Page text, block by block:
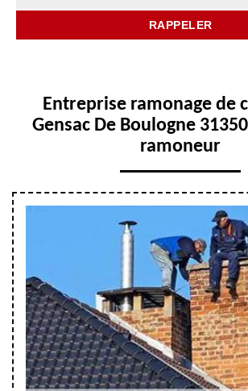
Entreprise ramonage de
Gensac De Boulogne
ramoneur